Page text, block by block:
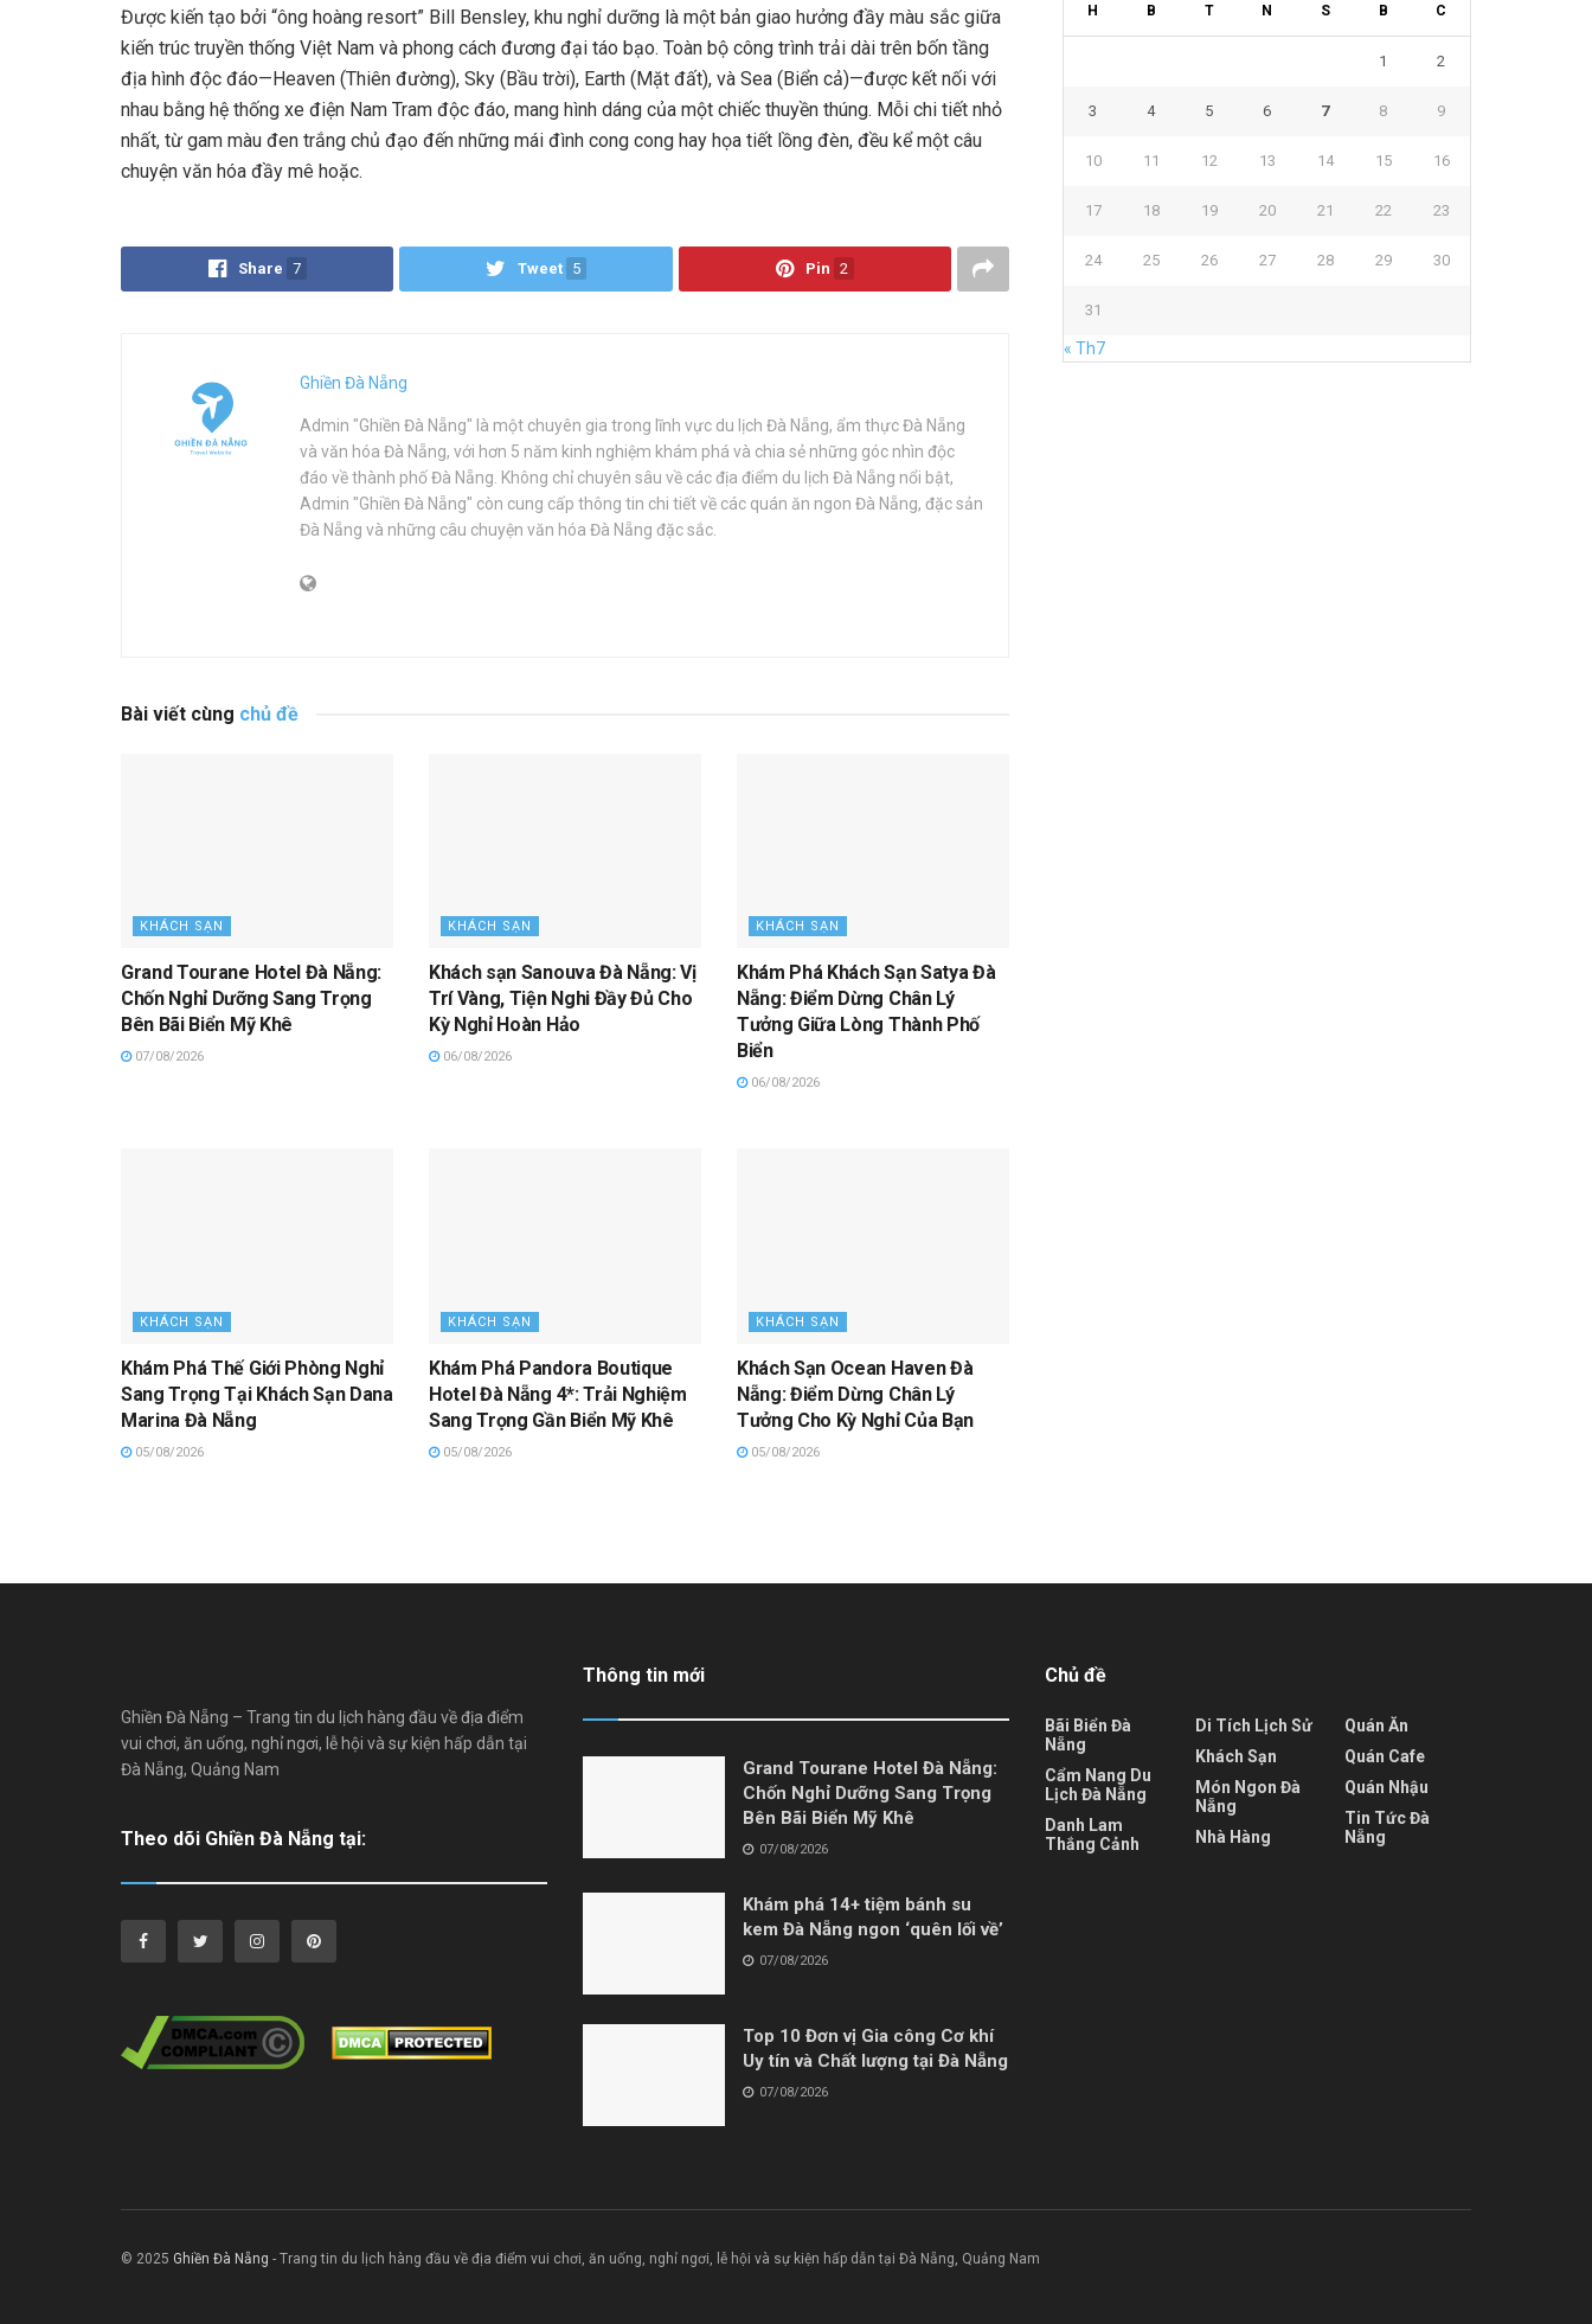
Được kiến tạo bởi “ông hoàng resort” Bill Bensley, khu nghỉ dưỡng là một bản giao hưởng đầy màu sắc giữa
kiến trúc truyền thống Việt Nam và phong cách đương đại táo bạo. Toàn bộ công trình trải dài trên bốn tầng
địa hình độc đáo—Heaven (Thiên đường), Sky (Bầu trời), Earth (Mặt đất), và Sea (Biển cả)—được kết nối với
nhau bằng hệ thống xe điện Nam Tram độc đáo, mang hình dáng của một chiếc thuyền thúng. Mỗi chi tiết nhỏ
nhất, từ gam màu đen trắng chủ đạo đến những mái đình cong cong hay họa tiết lồng đèn, đều kể một câu
chuyện văn hóa đầy mê hoặc.
Share 7 Tweet 5 Pin 2
Ghiền Đà Nẵng
Admin "Ghiền Đà Nẵng" là một chuyên gia trong lĩnh vực du lịch Đà Nẵng, ẩm thực Đà Nẵng
và văn hóa Đà Nẵng, với hơn 5 năm kinh nghiệm khám phá và chia sẻ những góc nhìn độc
đáo về thành phố Đà Nẵng. Không chỉ chuyên sâu về các địa điểm du lịch Đà Nẵng nổi bật,
Admin "Ghiền Đà Nẵng" còn cung cấp thông tin chi tiết về các quán ăn ngon Đà Nẵng, đặc sản
Đà Nẵng và những câu chuyện văn hóa Đà Nẵng đặc sắc.
Bài viết cùng chủ đề
KHÁCH SẠN
Grand Tourane Hotel Đà Nẵng:
Chốn Nghỉ Dưỡng Sang Trọng
Bên Bãi Biển Mỹ Khê
07/08/2026
KHÁCH SẠN
Khách sạn Sanouva Đà Nẵng: Vị
Trí Vàng, Tiện Nghi Đầy Đủ Cho
Kỳ Nghỉ Hoàn Hảo
06/08/2026
KHÁCH SẠN
Khám Phá Khách Sạn Satya Đà
Nẵng: Điểm Dừng Chân Lý
Tưởng Giữa Lòng Thành Phố
Biển
06/08/2026
KHÁCH SẠN
Khám Phá Thế Giới Phòng Nghỉ
Sang Trọng Tại Khách Sạn Dana
Marina Đà Nẵng
05/08/2026
KHÁCH SẠN
Khám Phá Pandora Boutique
Hotel Đà Nẵng 4*: Trải Nghiệm
Sang Trọng Gần Biển Mỹ Khê
05/08/2026
KHÁCH SẠN
Khách Sạn Ocean Haven Đà
Nẵng: Điểm Dừng Chân Lý
Tưởng Cho Kỳ Nghỉ Của Bạn
05/08/2026
H B T N S B C
1 2
3 4 5 6 7 8 9
10 11 12 13 14 15 16
17 18 19 20 21 22 23
24 25 26 27 28 29 30
31
« Th7
Ghiền Đà Nẵng – Trang tin du lịch hàng đầu về địa điểm
vui chơi, ăn uống, nghỉ ngơi, lễ hội và sự kiện hấp dẫn tại
Đà Nẵng, Quảng Nam
Theo dõi Ghiền Đà Nẵng tại:
Thông tin mới
Grand Tourane Hotel Đà Nẵng:
Chốn Nghỉ Dưỡng Sang Trọng
Bên Bãi Biển Mỹ Khê
07/08/2026
Khám phá 14+ tiệm bánh su
kem Đà Nẵng ngon ‘quên lối về’
07/08/2026
Top 10 Đơn vị Gia công Cơ khí
Uy tín và Chất lượng tại Đà Nẵng
07/08/2026
Chủ đề
Bãi Biển Đà
Nẵng
Cẩm Nang Du
Lịch Đà Nẵng
Danh Lam
Thắng Cảnh
Di Tích Lịch Sử
Khách Sạn
Món Ngon Đà
Nẵng
Nhà Hàng
Quán Ăn
Quán Cafe
Quán Nhậu
Tin Tức Đà
Nẵng
© 2025 Ghiền Đà Nẵng - Trang tin du lịch hàng đầu về địa điểm vui chơi, ăn uống, nghỉ ngơi, lễ hội và sự kiện hấp dẫn tại Đà Nẵng, Quảng Nam